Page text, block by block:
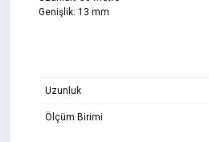
Genişlik: 13 mm
Uzunluk
Ölçüm Birimi